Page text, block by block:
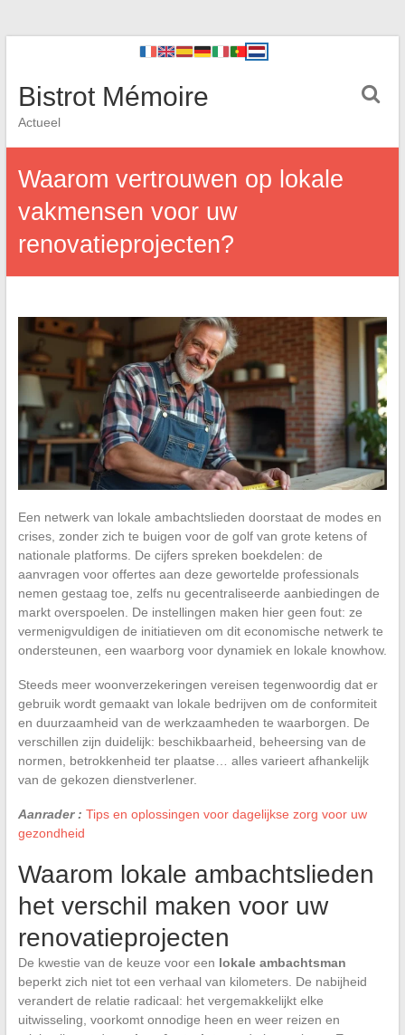
Bistrot Mémoire
Actueel
Waarom vertrouwen op lokale
vakmensen voor uw
renovatieprojecten?
Een netwerk van lokale ambachtslieden doorstaat de modes en
crises, zonder zich te buigen voor de golf van grote ketens of
nationale platforms. De cijfers spreken boekdelen: de
aanvragen voor offertes aan deze gewortelde professionals
nemen gestaag toe, zelfs nu gecentraliseerde aanbiedingen de
markt overspoelen. De instellingen maken hier geen fout: ze
vermenigvuldigen de initiatieven om dit economische netwerk te
ondersteunen, een waarborg voor dynamiek en lokale knowhow.
Steeds meer woonverzekeringen vereisen tegenwoordig dat er
gebruik wordt gemaakt van lokale bedrijven om de conformiteit
en duurzaamheid van de werkzaamheden te waarborgen. De
verschillen zijn duidelijk: beschikbaarheid, beheersing van de
normen, betrokkenheid ter plaatse… alles varieert afhankelijk
van de gekozen dienstverlener.
Aanrader : Tips en oplossingen voor dagelijkse zorg voor uw
gezondheid
Waarom lokale ambachtslieden
het verschil maken voor uw
renovatieprojecten
De kwestie van de keuze voor een lokale ambachtsman
beperkt zich niet tot een verhaal van kilometers. De nabijheid
verandert de relatie radicaal: het vergemakkelijkt elke
uitwisseling, voorkomt onnodige heen en weer reizen en